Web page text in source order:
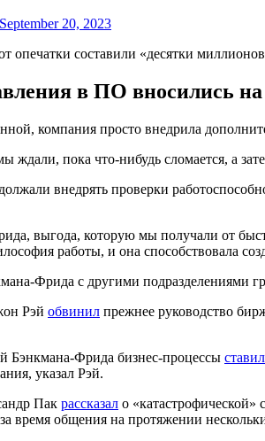
September 20, 2023
опечатки составили «десятки
в ПО вносились на
компания просто внедрила
пока что-нибудь сломается, а
внедрять проверки
выгода, которую мы получали от
работы, и она способствовала
Фрида с другими подразделениями
Рэй обвинил прежнее руководство
Бэнкмана-Фрида бизнес-процессы
указал Рэй.
Пак рассказал о
время общения на протяжении